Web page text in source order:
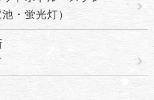
・蛍光灯）